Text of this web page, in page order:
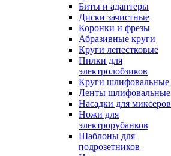
Биты и адаптеры
Диски зачистные
Коронки и фрезы
Абразивные круги
Круги лепестковые
Пилки для
электролобзиков
Круги шлифовальные
Ленты шлифовальные
Насадки для миксеров
Ножи для
электрорубанков
Шаблоны для
подрозетников